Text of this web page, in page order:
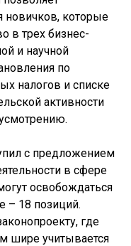
новичков, которые
в трех бизнес-
и научной
по
налогов и списке
активности
с предложением
в сфере
освобождаться
– 18 позиций.
где
шире учитывается